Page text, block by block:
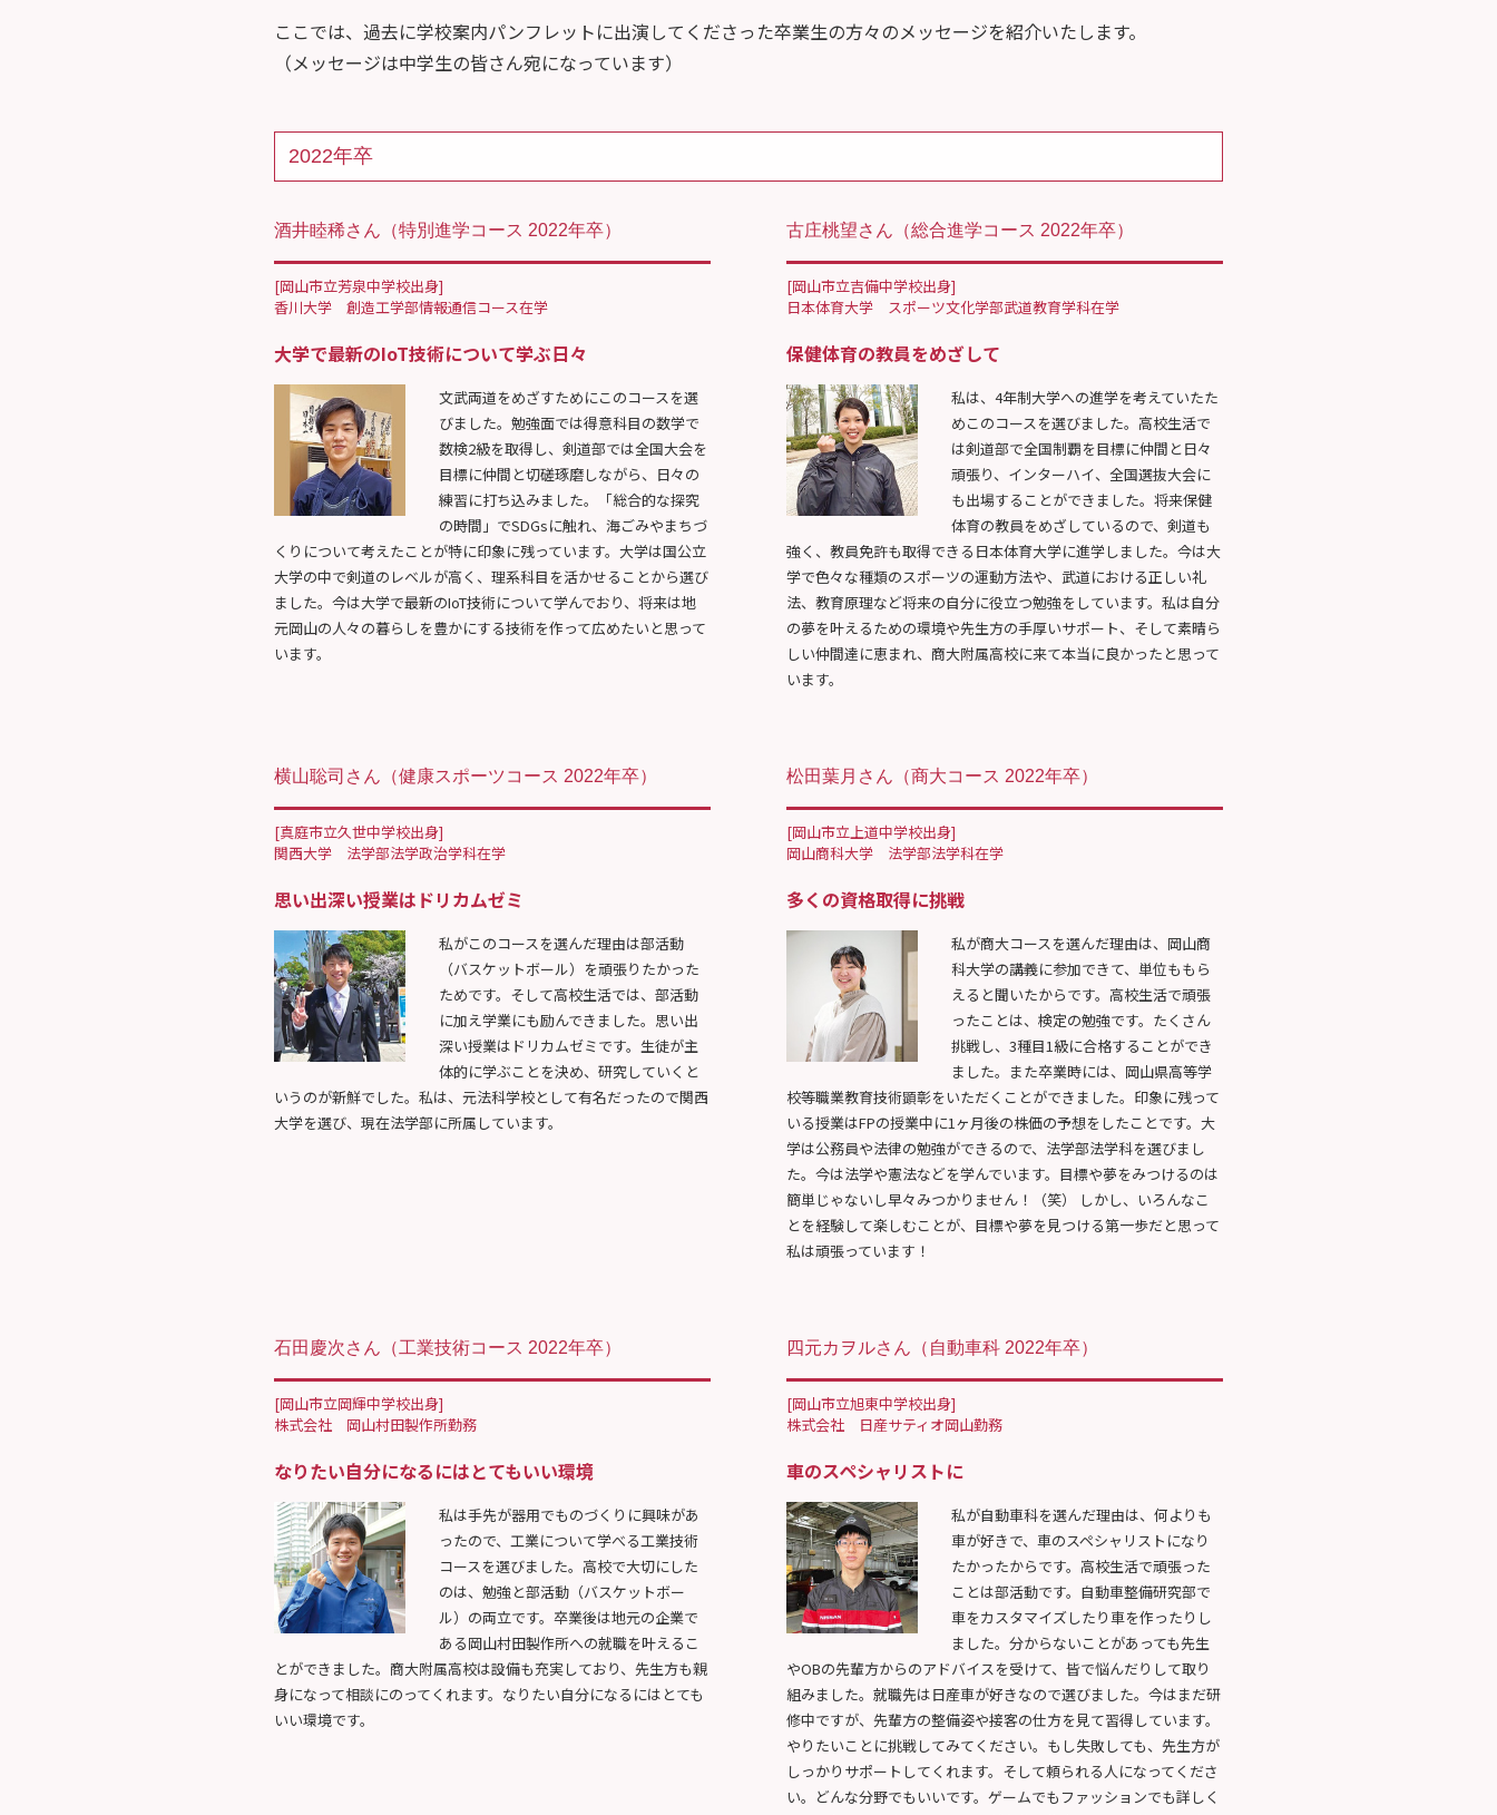
ここでは、過去に学校案内パンフレットに出演してくださった卒業生の方々のメッセージを紹介いたします。
（メッセージは中学生の皆さん宛になっています）
2022年卒
酒井睦稀さん （特別進学コース 2022年卒）
[岡山市立芳泉中学校出身]
香川大学 創造工学部情報通信コース在学
大学で最新のIoT技術について学ぶ日々
文武両道をめざすためにこのコースを選
びました。勉強面では得意科目の数学で
数検2級を取得し、剣道部では全国大会を
目標に仲間と切磋琢磨しながら、日々の
練習に打ち込みました。「総合的な探究
の時間」でSDGsに触れ、海ごみやまちづ
くりについて考えたことが特に印象に残っています。大学は国公立
大学の中で剣道のレベルが高く、理系科目を活かせることから選び
ました。今は大学で最新のIoT技術について学んでおり、将来は地
元岡山の人々の暮らしを豊かにする技術を作って広めたいと思って
います。
古庄桃望さん （総合進学コース 2022年卒）
[岡山市立吉備中学校出身]
日本体育大学 スポーツ文化学部武道教育学科在学
保健体育の教員をめざして
私は、4年制大学への進学を考えていたた
めこのコースを選びました。高校生活で
は剣道部で全国制覇を目標に仲間と日々
頑張り、インターハイ、全国選抜大会に
も出場することができました。将来保健
体育の教員をめざしているので、剣道も
強く、教員免許も取得できる日本体育大学に進学しました。今は大
学で色々な種類のスポーツの運動方法や、武道における正しい礼
法、教育原理など将来の自分に役立つ勉強をしています。私は自分
の夢を叶えるための環境や先生方の手厚いサポート、そして素晴ら
しい仲間達に恵まれ、商大附属高校に来て本当に良かったと思って
います。
横山聡司さん （健康スポーツコース 2022年卒）
[真庭市立久世中学校出身]
関西大学 法学部法学政治学科在学
思い出深い授業はドリカムゼミ
私がこのコースを選んだ理由は部活動
（バスケットボール）を頑張りたかった
ためです。そして高校生活では、部活動
に加え学業にも励んできました。思い出
深い授業はドリカムゼミです。生徒が主
体的に学ぶことを決め、研究していくと
いうのが新鮮でした。私は、元法科学校として有名だったので関西
大学を選び、現在法学部に所属しています。
松田葉月さん （商大コース 2022年卒）
[岡山市立上道中学校出身]
岡山商科大学 法学部法学科在学
多くの資格取得に挑戦
私が商大コースを選んだ理由は、岡山商
科大学の講義に参加できて、単位ももら
えると聞いたからです。高校生活で頑張
ったことは、検定の勉強です。たくさん
挑戦し、3種目1級に合格することができ
ました。また卒業時には、岡山県高等学
校等職業教育技術顕彰をいただくことができました。印象に残って
いる授業はFPの授業中に1ヶ月後の株価の予想をしたことです。大
学は公務員や法律の勉強ができるので、法学部法学科を選びまし
た。今は法学や憲法などを学んでいます。目標や夢をみつけるのは
簡単じゃないし早々みつかりません！（笑） しかし、いろんなこ
とを経験して楽しむことが、目標や夢を見つける第一歩だと思って
私は頑張っています！
石田慶次さん （工業技術コース 2022年卒）
[岡山市立岡輝中学校出身]
株式会社 岡山村田製作所勤務
なりたい自分になるにはとてもいい環境
私は手先が器用でものづくりに興味があ
ったので、工業について学べる工業技術
コースを選びました。高校で大切にした
のは、勉強と部活動（バスケットボー
ル）の両立です。卒業後は地元の企業で
ある岡山村田製作所への就職を叶えるこ
とができました。商大附属高校は設備も充実しており、先生方も親
身になって相談にのってくれます。なりたい自分になるにはとても
いい環境です。
四元カヲルさん （自動車科 2022年卒）
[岡山市立旭東中学校出身]
株式会社 日産サティオ岡山勤務
車のスペシャリストに
私が自動車科を選んだ理由は、何よりも
車が好きで、車のスペシャリストになり
たかったからです。高校生活で頑張った
ことは部活動です。自動車整備研究部で
車をカスタマイズしたり車を作ったりし
ました。分からないことがあっても先生
やOBの先輩方からのアドバイスを受けて、皆で悩んだりして取り
組みました。就職先は日産車が好きなので選びました。今はまだ研
修中ですが、先輩方の整備姿や接客の仕方を見て習得しています。
やりたいことに挑戦してみてください。もし失敗しても、先生方が
しっかりサポートしてくれます。そして頼られる人になってくださ
い。どんな分野でもいいです。ゲームでもファッションでも詳しく